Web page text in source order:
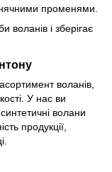
променями.
воланів і зберігає
воланів,
У нас ви
волани
продукції,